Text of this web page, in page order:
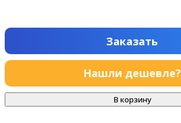
Заказать
Нашли дешевле?
В корзину